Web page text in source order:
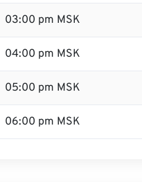
03:00 pm MSK
04:00 pm MSK
05:00 pm MSK
06:00 pm MSK